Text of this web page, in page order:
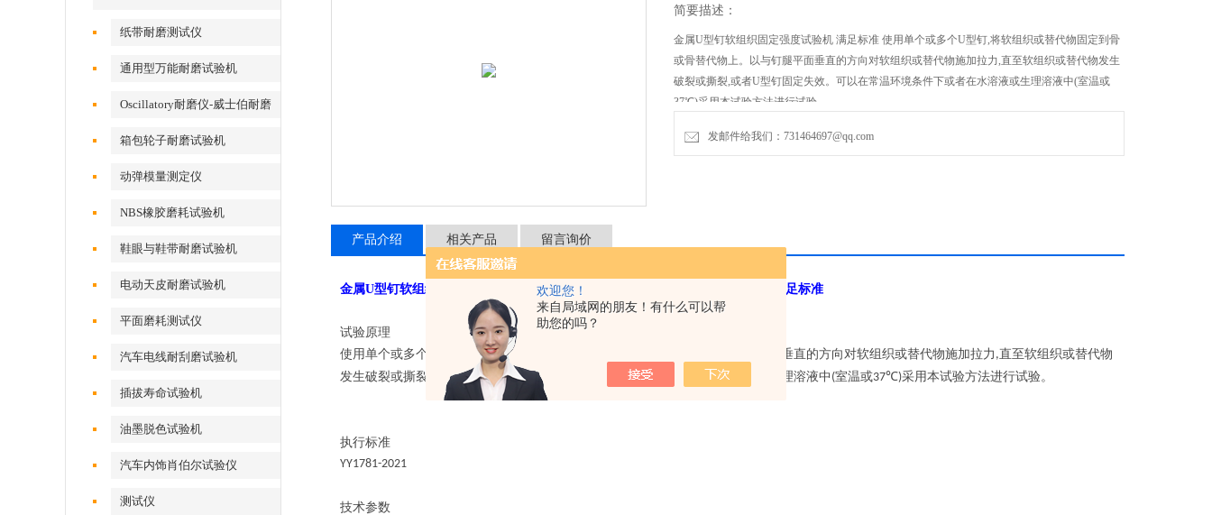
欢迎您！
来自局域网的朋友！有什么可以帮
助您的吗？
纸带耐磨测试仪
通用型万能耐磨试验机
Oscillatory耐磨仪-威士伯耐磨
试验机
箱包轮子耐磨试验机
动弹模量测定仪
NBS橡胶磨耗试验机
鞋眼与鞋带耐磨试验机
电动天皮耐磨试验机
平面磨耗测试仪
汽车电线耐刮磨试验机
插拔寿命试验机
油墨脱色试验机
汽车内饰肖伯尔试验仪
测试仪
简要描述：
金属U型钉软组织固定强度试验机 满足标准 使用单个或多个U型钉,将软组织或替代物固定到骨
或骨替代物上。以与钉腿平面垂直的方向对软组织或替代物施加拉力,直至软组织或替代物发生
破裂或撕裂,或者U型钉固定失效。可以在常温环境条件下或者在水溶液或生理溶液中(室温或
37℃)采用本试验方法进行试验。
发邮件给我们：731464697@qq.com
产品介绍 相关产品 留言询价
金属U型钉软组织固定强度试验机 满足标准 金属U型钉软组织固定强度试验机 满足标准
试验原理
使用单个或多个
将软组织或替代物固定到骨或骨替代物上。以与钉腿平面垂直的方向对软组织或替代物施加拉力 ,直至软组织或替代物
发生破裂或撕裂
或者U型钉固定失效。可以在常温环境条件下或者在水溶液或生理溶液中 (室温或37℃)采用本试验方法进行试验。
执行标准
YY1781-2021
技术参数